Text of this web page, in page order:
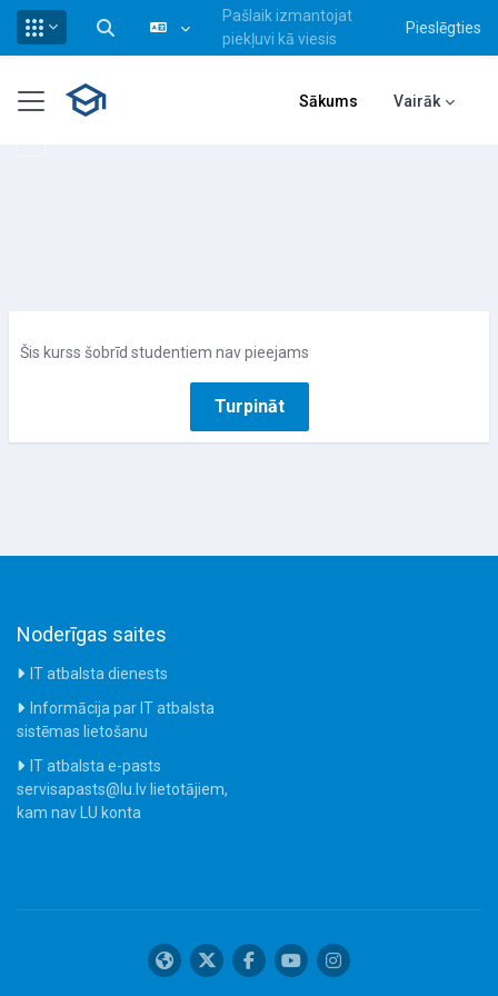
Pārslēgt meklēšanas ievadi
Pašlaik izmantojat
piekļuvi kā viesis
Pieslēgties
Sānu panelis Sākums Vairāk
Šis kurss šobrīd studentiem nav pieejams
Turpināt
Noderīgas saites
IT atbalsta dienests
Informācija par IT atbalsta
sistēmas lietošanu
IT atbalsta e-pasts
servisapasts@lu.lv lietotājiem,
kam nav LU konta